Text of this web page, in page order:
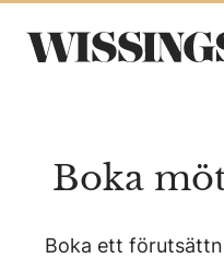
Boka
Boka ett